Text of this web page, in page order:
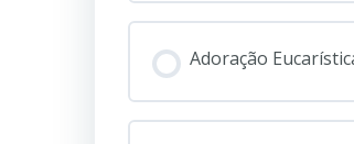
Adoração